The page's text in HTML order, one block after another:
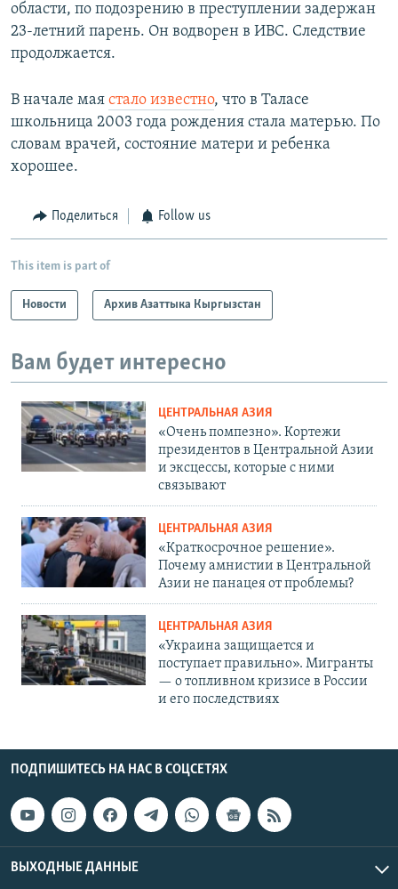
области, по подозрению в преступлении задержан
23-летний парень. Он водворен в ИВС. Следствие
продолжается.
В начале мая стало известно, что в Таласе
школьница 2003 года рождения стала матерью. По
словам врачей, состояние матери и ребенка
хорошее.
Поделиться Follow us
This item is part of
Новости Архив Азаттыка Кыргызстан
Вам будет интересно
ЦЕНТРАЛЬНАЯ АЗИЯ
«Очень помпезно». Кортежи
президентов в Центральной Азии
и эксцессы, которые с ними
связывают
ЦЕНТРАЛЬНАЯ АЗИЯ
«Краткосрочное решение».
Почему амнистии в Центральной
Азии не панацея от проблемы?
ЦЕНТРАЛЬНАЯ АЗИЯ
«Украина защищается и
поступает правильно». Мигранты
— о топливном кризисе в России
и его последствиях
ПОДПИШИТЕСЬ НА НАС В СОЦСЕТЯХ
ВЫХОДНЫЕ ДАННЫЕ